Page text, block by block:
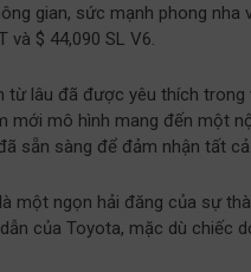
gian, sức mạnh phong nha
và $ 44,090 SL V6.
từ lâu đã được yêu thích trong
mới mô hình mang đến một
sẵn sàng để đảm nhận tất cả.
một ngọn hải đăng của sự
của Toyota, mặc dù chiếc